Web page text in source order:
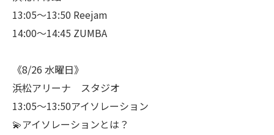
13:05〜13:50 Reejam
14:00〜14:45 ZUMBA
《8/26 水曜日》
浜松アリーナ スタジオ
13:05〜13:50アイソレーション
💫アイソレーションとは？